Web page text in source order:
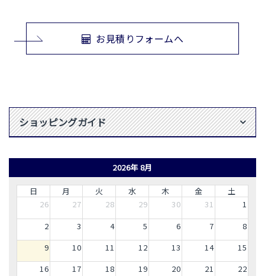
お見積りフォームへ
ショッピングガイド
2026年 8月
日 月 火 水 木 金
土
26
27 28 29 30 31
1
2
3 4 5 6 7
8
9
10 11 12 13 14
15
16
17 18 19 20 21
22